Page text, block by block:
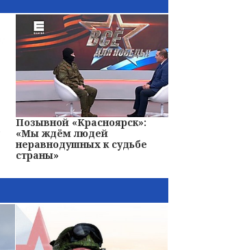
Позывной «Красноярск»:
«Мы ждём людей
неравнодушных к судьбе
страны»